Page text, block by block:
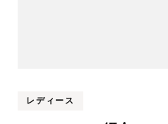
レディース